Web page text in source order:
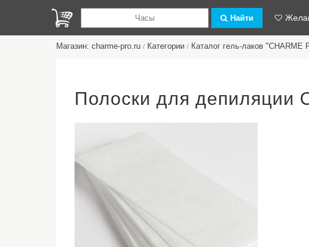
Найти
Магазин: charme-pro.ru / Категории / Каталог гель-лаков "CHARME
Полоски для депиляции